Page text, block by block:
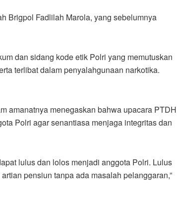
Brigpol Fadlilah Marola, yang sebelumnya
dan sidang kode etik Polri yang memutuskan
terlibat dalam penyalahgunaan narkotika.
amanatnya menegaskan bahwa upacara PTDH
Polri agar senantiasa menjaga integritas dan
lulus dan lolos menjadi anggota Polri. Lulus
pensiun tanpa ada masalah pelanggaran,”